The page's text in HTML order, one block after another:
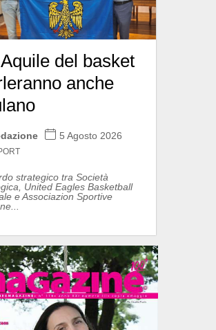
del basket
anche
5 Agosto 2026
strategico tra Società
United Eagles Basketball
e Associazion Sportive